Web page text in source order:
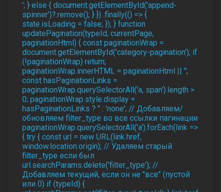
'; } else { document.getElementById('append-
spinner')?.remove(); } }) .finally(() => {
state.isLoading = false; }); } function
updatePagination(typeId, currentPage,
paginationHtml) { const paginationWrap =
document.getElementById('category-pagination'); if
(!paginationWrap) return;
paginationWrap.innerHTML = paginationHtml || '';
const hasPaginationLinks =
paginationWrap.querySelectorAll('a, span').length >
0; paginationWrap.style.display =
hasPaginationLinks ? '' : 'none'; // Добавляем/
обновляем filter_type во все ссылки пагинации
paginationWrap.querySelectorAll('a').forEach(link =>
{ try { const url = new URL(link.href,
window.location.origin); // Удаляем старый
filter_type если был
url.searchParams.delete('filter_type'); //
Добавляем текущий, если он не "все" (пустой
или 0) if (typeId) {